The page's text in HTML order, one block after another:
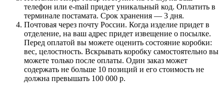
телефон или e-mail придет уникальный код. Оплатить в
терминале постамата. Срок хранения — 3 дня.
Почтовая через почту России. Когда изделие придет в
отделение, на ваш адрес придет извещение о посылке.
Перед оплатой вы можете оценить состояние коробки:
вес, целостность. Вскрывать коробку самостоятельно вы
можете только после оплаты. Один заказ может
содержать не больше 10 позиций и его стоимость не
должна превышать 100 000 р.